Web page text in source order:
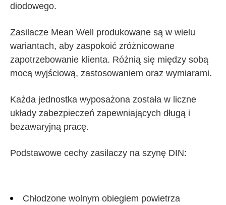
diodowego.
Zasilacze Mean Well produkowane są w wielu
wariantach, aby zaspokoić zróżnicowane
zapotrzebowanie klienta. Różnią się między sobą
mocą wyjściową, zastosowaniem oraz wymiarami.
Każda jednostka wyposażona została w liczne
układy zabezpieczeń zapewniających długą i
bezawaryjną pracę.
Podstawowe cechy zasilaczy na szynę DIN:
Chłodzone wolnym obiegiem powietrza